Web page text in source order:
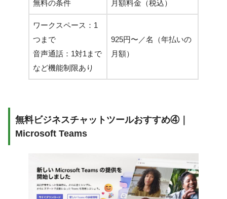
無料の条件 月額料金（税込）
ワークスペース：1
つまで
音声通話：1対1まで
など機能制限あり
925円〜／名（年払いの
月額）
無料ビジネスチャットツールおすすめ④｜
Microsoft Teams